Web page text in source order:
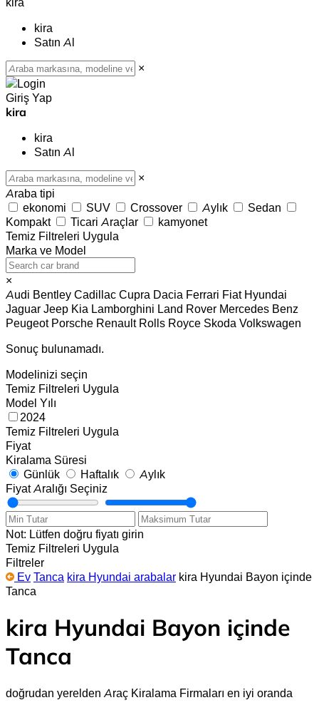
kira
Satın Al
×
Giriş Yap
kira
kira
Satın Al
×
Araba tipi
ekonomi
SUV Crossover Aylık
Sedan
Kompakt
Ticari Araçlar
kamyonet
Temiz Filtreleri Uygula
Marka ve Model
×
Audi Bentley Cadillac Cupra Dacia Ferrari Fiat Hyundai
Jaguar Jeep Kia Lamborghini Land Rover Mercedes Benz
Peugeot Porsche Renault Rolls Royce Skoda Volkswagen
Sonuç bulunamadı.
Modelinizi seçin
Temiz Filtreleri Uygula
Model Yılı
2024
Temiz Filtreleri Uygula
Fiyat
Kiralama Süresi
Günlük
Haftalık
Aylık
Fiyat Aralığı Seçiniz
Not: Lütfen doğru fiyatı girin
Temiz Filtreleri Uygula
Filtreler
Ev Tanca kira Hyundai arabalar kira Hyundai Bayon içinde
Tanca
kira Hyundai Bayon içinde
Tanca
doğrudan yerelden Araç Kiralama Firmaları en iyi oranda